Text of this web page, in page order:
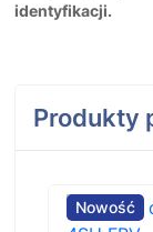
identyfikacji.
Produkty
Nowość